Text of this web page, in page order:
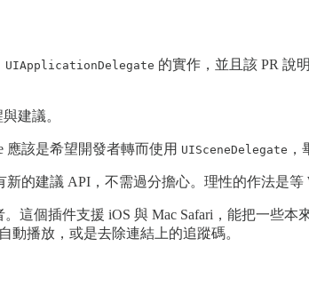
UIApplicationDelegate 的實作，並且該 PR 說明
建議。
應該是希望開發者轉而使用 UISceneDelegate
的建議 API，不需過分擔心。理性的作法是
。這個插件支援 iOS 與 Mac Safari，能把一些
動播放，或是去除連結上的追蹤碼。